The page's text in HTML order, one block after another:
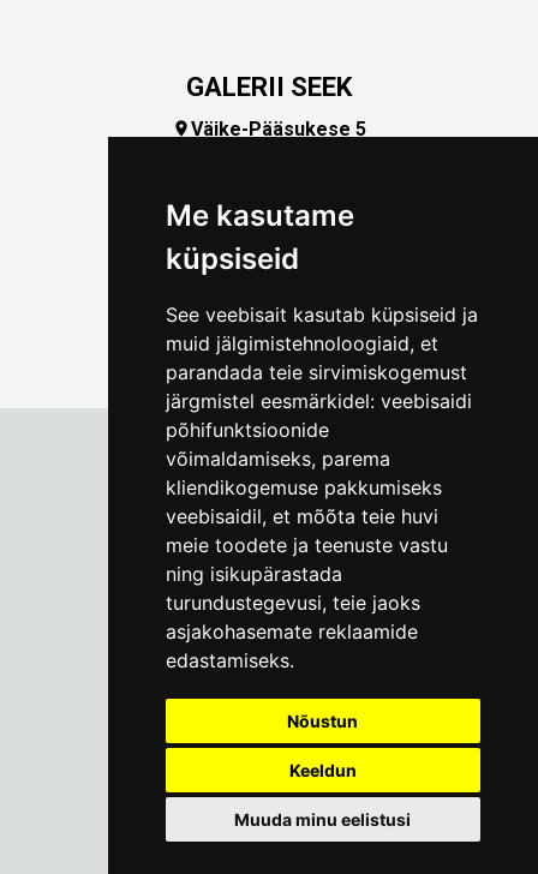
Me kasutame
küpsiseid
See veebisait kasutab küpsiseid ja
muid jälgimistehnoloogiaid, et
parandada teie sirvimiskogemust
järgmistel eesmärkidel: veebisaidi
põhifunktsioonide
võimaldamiseks, parema
kliendikogemuse pakkumiseks
veebisaidil, et mõõta teie huvi
meie toodete ja teenuste vastu
ning isikupärastada
turundustegevusi, teie jaoks
asjakohasemate reklaamide
edastamiseks.
Nõustun
Keeldun
Muuda minu eelistusi
GALERII SEEK
Väike-Pääsukese 5
Tallinna Linnamuuseum
Vene 17
E-R kell 9-17(+372) 610 4178
info@linnamuuseum.ee
Küpsisepoliitika